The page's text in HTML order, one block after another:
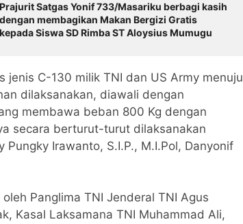
Prajurit Satgas Yonif 733/Masariku berbagi kasih
dengan membagikan Makan Bergizi Gratis
kepada Siswa SD Rimba ST Aloysius Mumugu
C-130 milik TNI dan US Army menuju
dilaksanakan, diawali dengan
membawa beban 800 Kg dengan
secara berturut-turut dilaksanakan
Irawanto, S.I.P., M.I.Pol, Danyonif
Panglima TNI Jenderal TNI Agus
Kasal Laksamana TNI Muhammad Ali,